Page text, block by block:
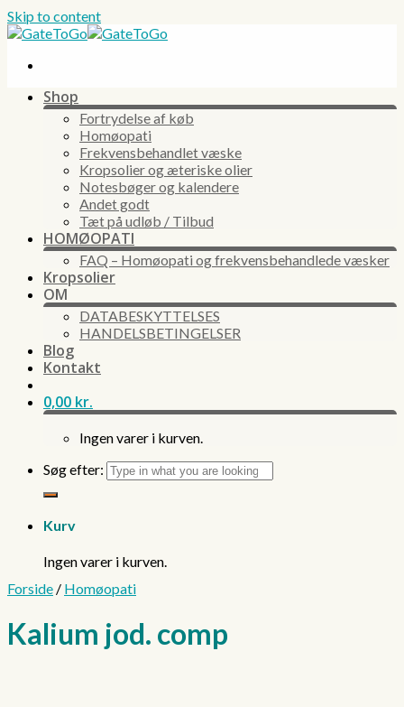
Skip to content
Shop
Fortrydelse af køb
Homøopati
Frekvensbehandlet væske
Kropsolier og æteriske olier
Notesbøger og kalendere
Andet godt
Tæt på udløb / Tilbud
HOMØOPATI
FAQ – Homøopati og frekvensbehandlede væsker
Kropsolier
OM
DATABESKYTTELSES
HANDELSBETINGELSER
Blog
Kontakt
0,00 kr.
Ingen varer i kurven.
Søg efter:
Kurv
Ingen varer i kurven.
Forside / Homøopati
Kalium jod. comp